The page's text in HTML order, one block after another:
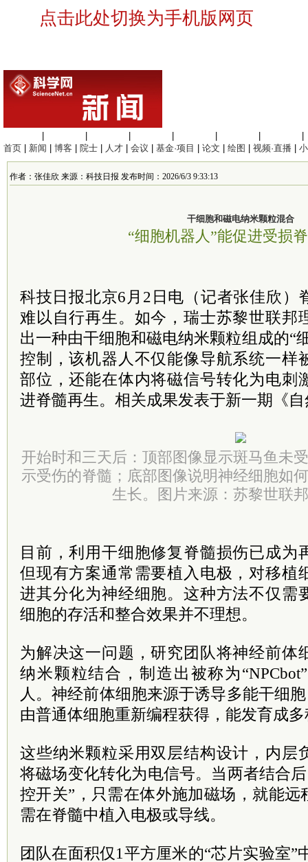
点击此处切换为手机版网页
首页
新闻 博客 院士 人才 会议 基金·项目 论文 绘图 视频·直播
作者：张佳欣 来源：科技日报 发布时间：2026/6/3 9:33:13
干细胞和磁电纳米颗粒混合
“细胞机器人”能促进受损
科技日报北京6月2日电（记者张佳欣）
难以自行再生。如今，瑞士苏黎世联邦
出一种由干细胞和磁电纳米颗粒组成的“
控制，该机器人不仅能像导航系统一样
部位，还能在体内将磁信号转化为电刺
进脊髓再生。相关成果发表于新一期《
开始时和三天后：顶部图像显示斑马鱼未
示受伤的脊髓；底部图像说明神经细胞如
生长。图片来源：苏黎世联
目前，利用干细胞修复脊髓损伤已成为
但现有方案通常需要植入电极，对移植
进其分化为神经细胞。这种方法不仅需
细胞的存活和整合效果并不理想。
为解决这一问题，研究团队将神经前体
纳米颗粒结合，制造出被称为
人。神经前体细胞来源于诱导多能干细
由普通体细胞重新编程获得，能发育成
这些纳米颗粒采用双层结构设计，内层
将磁场变化转化为电信号。当两者结合
控开关”，只需在体外施加磁场，就能
需在脊髓中植入电极或导线。
团队在面积仅1平方厘米的“芯片实验室”